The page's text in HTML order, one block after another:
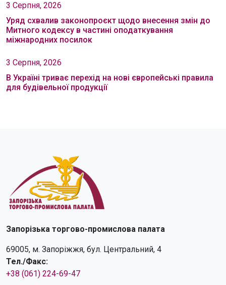
3 Серпня, 2026
Уряд схвалив законопроєкт щодо внесення змін до
Митного кодексу в частині оподаткування
міжнародних посилок
3 Серпня, 2026
В Україні триває перехід на нові європейські правила
для будівельної продукції
Запорізька торгово-промислова палата
69005, м. Запоріжжя, бул. Центральний, 4
Тел./Факс:
+38 (061) 224-69-47